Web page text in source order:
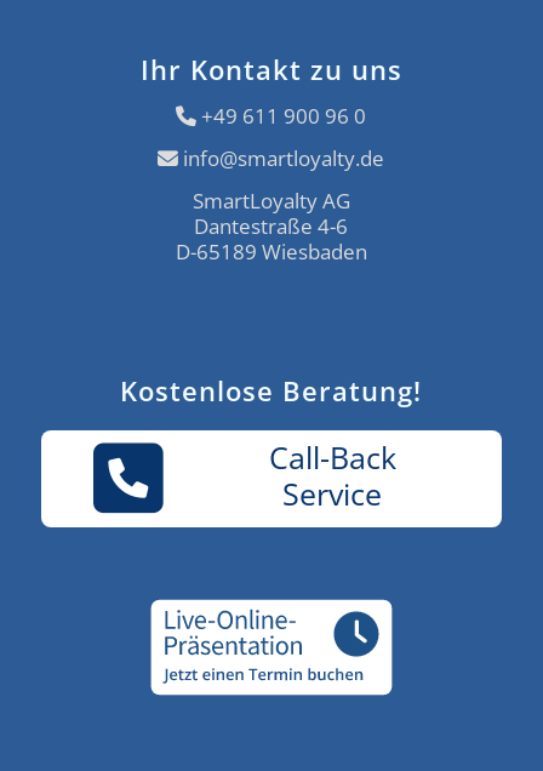
Ihr Kontakt zu uns
+49 611 900 96 0
info@smartloyalty.de
SmartLoyalty AG
Dantestraße 4-6
D-65189 Wiesbaden
Kostenlose Beratung!
Call-Back
Service